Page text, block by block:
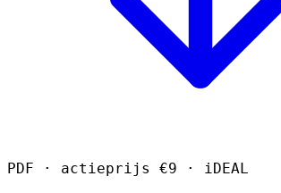
PDF · actieprijs €9 · iDEAL